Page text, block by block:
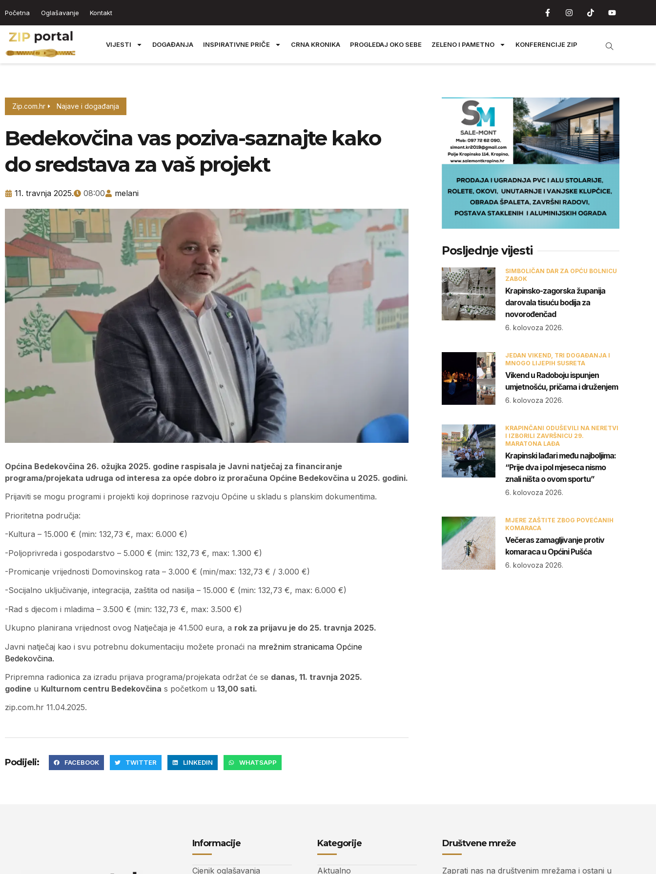
Početna Oglašavanje Kontakt
VIJESTI DOGAĐANJA INSPIRATIVNE PRIČE CRNA KRONIKA PROGLEDAJ OKO SEBE ZELENO I PAMETNO KONFERENCIJE ZIP
Zip.com.hr Najave i događanja
Bedekovčina vas poziva-saznajte kako
do sredstava za vaš projekt
11. travnja 2025. 08:00 melani
Općina Bedekovčina 26. ožujka 2025. godine raspisala je Javni natječaj za financiranje
programa/projekata udruga od interesa za opće dobro iz proračuna Općine Bedekovčina u 2025. godini.
Prijaviti se mogu programi i projekti koji doprinose razvoju Općine u skladu s planskim dokumentima.
Prioritetna područja:
-Kultura – 15.000 € (min: 132,73 €, max: 6.000 €)
-Poljoprivreda i gospodarstvo – 5.000 € (min: 132,73 €, max: 1.300 €)
-Promicanje vrijednosti Domovinskog rata – 3.000 € (min/max: 132,73 € / 3.000 €)
-Socijalno uključivanje, integracija, zaštita od nasilja – 15.000 € (min: 132,73 €, max: 6.000 €)
-Rad s djecom i mladima – 3.500 € (min: 132,73 €, max: 3.500 €)
Ukupno planirana vrijednost ovog Natječaja je 41.500 eura, a rok za prijavu je do 25. travnja 2025.
Javni natječaj kao i svu potrebnu dokumentaciju možete pronaći na mrežnim stranicama Općine
Bedekovčina.
Pripremna radionica za izradu prijava programa/projekata održat će se danas, 11. travnja 2025.
godine u Kulturnom centru Bedekovčina s početkom u 13,00 sati.
zip.com.hr 11.04.2025.
Podijeli: FACEBOOK TWITTER LINKEDIN WHATSAPP
Posljednje vijesti
SIMBOLIČAN DAR ZA OPĆU BOLNICU
ZABOK
Krapinsko-zagorska županija
darovala tisuću bodija za
novorođenčad
6. kolovoza 2026.
JEDAN VIKEND, TRI DOGAĐANJA I
MNOGO LIJEPIH SUSRETA
Vikend u Radoboju ispunjen
umjetnošću, pričama i druženjem
6. kolovoza 2026.
KRAPINČANI ODUŠEVILI NA NERETVI
I IZBORILI ZAVRŠNICU 29.
MARATONA LAĐA
Krapinski lađari među najboljima:
“Prije dva i pol mjeseca nismo
znali ništa o ovom sportu”
6. kolovoza 2026.
MJERE ZAŠTITE ZBOG POVEĆANIH
KOMARACA
Večeras zamagljivanje protiv
komaraca u Općini Pušća
6. kolovoza 2026.
Informacije
Cjenik oglašavanja
Kategorije
Aktualno
Društvene mreže
Zaprati nas na društvenim mrežama i ostani u